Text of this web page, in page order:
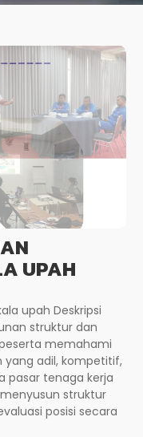
UPAH
upah Deskripsi
struktur dan
memahami
adil, kompetitif,
pasar tenaga kerja
struktur
posisi secara